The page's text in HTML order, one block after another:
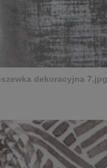
dekoracyjna 7.jpg